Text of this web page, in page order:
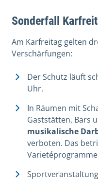
Sonderfall
Am Karfreitag gelten
Verschärfungen:
Der Schutz läuft
Uhr.
In Räumen mit
Gaststätten, Bars
musikalische
verboten. Das